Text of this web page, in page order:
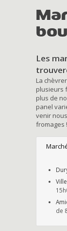
Les
La
plusieurs
plus de
panel
venir
fromages !
de